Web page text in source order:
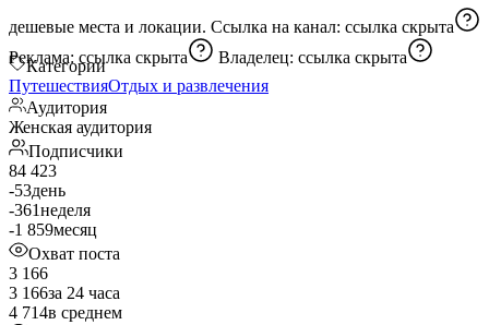
дешевые места и локации. Ссылка на канал: ссылка скрыта
Реклама: ссылка скрыта Владелец: ссылка скрыта
Категории
ПутешествияОтдых и развлечения
Аудитория
Женская аудитория
Подписчики
84 423
-53день
-361неделя
-1 859месяц
Охват поста
3 166
3 166за 24 часа
4 714в среднем